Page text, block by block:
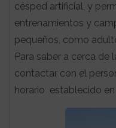
césped artificial, y
entrenamientos y
pequeños, como
Para saber a cerca
contactar con el
horario establecido